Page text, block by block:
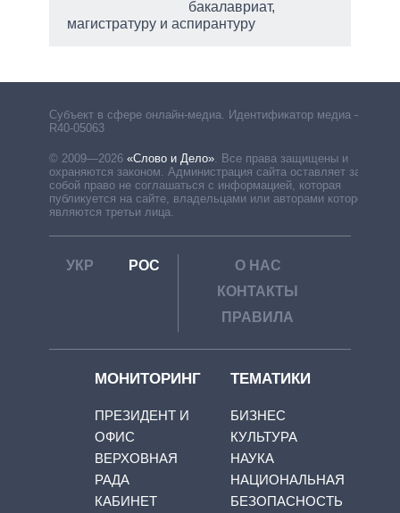
бакалавриат,
магистратуру и аспирантуру
Субъект в сфере онлайн-медиа. Идентификатор медиа –
R40-05063
© 2009—2026 «Слово и Дело». Все права защищены и
охраняются законом. Администрация сайта оставляет за
собой право не соглашаться с информацией, которая
публикуется на сайте, владельцами или авторами которой
являются третьи лица.
УКР РОС
О НАС
КОНТАКТЫ
ПРАВИЛА
МОНИТОРИНГ
ПРЕЗИДЕНТ И
ОФИС
ВЕРХОВНАЯ
РАДА
КАБИНЕТ
ТЕМАТИКИ
БИЗНЕС
КУЛЬТУРА
НАУКА
НАЦИОНАЛЬНАЯ
БЕЗОПАСНОСТЬ